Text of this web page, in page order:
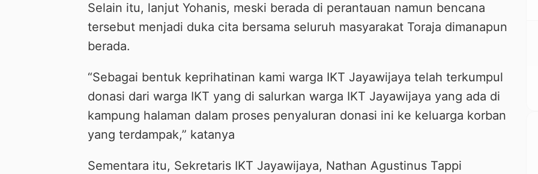
Selain itu, lanjut Yohanis, meski berada di perantauan namun bencana
tersebut menjadi duka cita bersama seluruh masyarakat Toraja dimanapun
berada.
“Sebagai bentuk keprihatinan kami warga IKT Jayawijaya telah terkumpul
donasi dari warga IKT yang di salurkan warga IKT Jayawijaya yang ada di
kampung halaman dalam proses penyaluran donasi ini ke keluarga korban
yang terdampak,” katanya
Sementara itu, Sekretaris IKT Jayawijaya, Nathan Agustinus Tappi